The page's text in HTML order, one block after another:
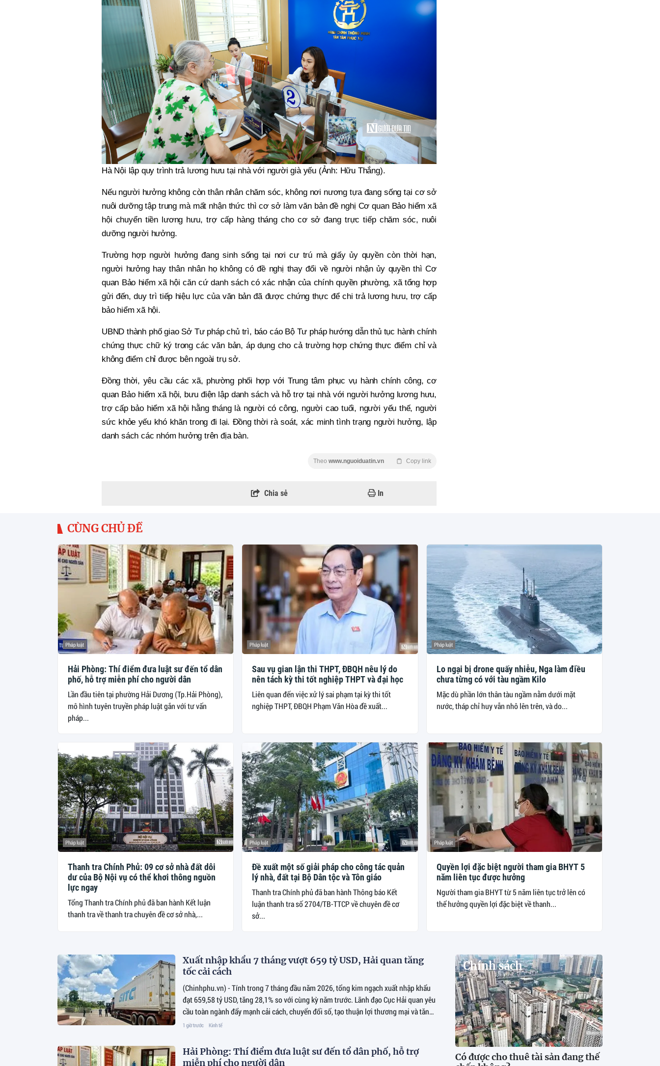
Hà Nội lập quy trình trả lương hưu tại nhà với người già yếu (Ảnh: Hữu Thắng).
Nếu người hưởng không còn thân nhân chăm sóc, không nơi nương tựa đang sống tại cơ sở
nuôi dưỡng tập trung mà mất nhận thức thì cơ sở làm văn bản đề nghị Cơ quan Bảo hiểm xã
hội chuyển tiền lương hưu, trợ cấp hàng tháng cho cơ sở đang trực tiếp chăm sóc, nuôi
dưỡng người hưởng.
Trường hợp người hưởng đang sinh sống tại nơi cư trú mà giấy ủy quyền còn thời hạn,
người hưởng hay thân nhân họ không có đề nghị thay đổi về người nhận ủy quyền thì Cơ
quan Bảo hiểm xã hội căn cứ danh sách có xác nhận của chính quyền phường, xã tổng hợp
gửi đến, duy trì tiếp hiệu lực của văn bản đã được chứng thực để chi trả lương hưu, trợ cấp
bảo hiểm xã hội.
UBND thành phố giao Sở Tư pháp chủ trì, báo cáo Bộ Tư pháp hướng dẫn thủ tục hành chính
chứng thực chữ ký trong các văn bản, áp dụng cho cả trường hợp chứng thực điểm chỉ và
không điểm chỉ được bên ngoài trụ sở.
Đồng thời, yêu cầu các xã, phường phối hợp với Trung tâm phục vụ hành chính công, cơ
quan Bảo hiểm xã hội, bưu điện lập danh sách và hỗ trợ tại nhà với người hưởng lương hưu,
trợ cấp bảo hiểm xã hội hằng tháng là người có công, người cao tuổi, người yếu thế, người
sức khỏe yếu khó khăn trong đi lại. Đồng thời rà soát, xác minh tình trạng người hưởng, lập
danh sách các nhóm hưởng trên địa bàn.
Theo www.nguoiduatin.vn Copy link
Chia sẻ In
CÙNG CHỦ ĐỀ
Pháp luật
Hải Phòng: Thí điểm đưa luật sư đến tổ dân
phố, hỗ trợ miễn phí cho người dân
Lần đầu tiên tại phường Hải Dương (Tp.Hải Phòng),
mô hình tuyên truyền pháp luật gắn với tư vấn
pháp...
Pháp luật
Sau vụ gian lận thi THPT, ĐBQH nêu lý do
nên tách kỳ thi tốt nghiệp THPT và đại học
Liên quan đến việc xử lý sai phạm tại kỳ thi tốt
nghiệp THPT, ĐBQH Phạm Văn Hòa đề xuất...
Pháp luật
Lo ngại bị drone quấy nhiễu, Nga làm điều
chưa từng có với tàu ngầm Kilo
Mặc dù phần lớn thân tàu ngầm nằm dưới mặt
nước, tháp chỉ huy vẫn nhô lên trên, và do...
Pháp luật
Thanh tra Chính Phủ: 09 cơ sở nhà đất dôi
dư của Bộ Nội vụ có thể khơi thông nguồn
lực ngay
Tổng Thanh tra Chính phủ đã ban hành Kết luận
thanh tra về thanh tra chuyên đề cơ sở nhà,...
Pháp luật
Đề xuất một số giải pháp cho công tác quản
lý nhà, đất tại Bộ Dân tộc và Tôn giáo
Thanh tra Chính phủ đã ban hành Thông báo Kết
luận thanh tra số 2704/TB-TTCP về chuyên đề cơ
sở...
Pháp luật
Quyền lợi đặc biệt người tham gia BHYT 5
năm liên tục được hưởng
Người tham gia BHYT từ 5 năm liên tục trở lên có
thể hưởng quyền lợi đặc biệt về thanh...
Xuất nhập khẩu 7 tháng vượt 659 tỷ USD, Hải quan tăng
tốc cải cách
(Chinhphu.vn) - Tính trong 7 tháng đầu năm 2026, tổng kim ngạch xuất nhập khẩu
đạt 659,58 tỷ USD, tăng 28,1% so với cùng kỳ năm trước. Lãnh đạo Cục Hải quan yêu
cầu toàn ngành đẩy mạnh cải cách, chuyển đổi số, tạo thuận lợi thương mại và tăng
cường chống buôn lậu, gian lận thương mại.
1 giờ trước Kinh tế
Hải Phòng: Thí điểm đưa luật sư đến tổ dân phố, hỗ trợ
miễn phí cho người dân
Chính sách
Có được cho thuê tài sản đang thế